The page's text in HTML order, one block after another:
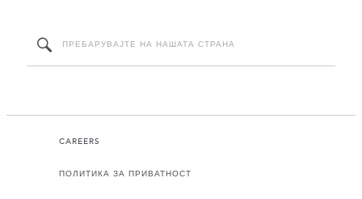
CAREERS
ПОЛИТИКА ЗА ПРИВАТНОСТ